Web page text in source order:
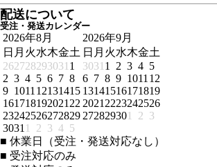
配送について
受注・発送カレンダー
2026年8月
日 月 火水木金土
262728293031 1
2 3 4 5 6 7 8
9 1011 12131415
161718192021 22
23242526272829
3031 1 2 3 4 5
2026年9月
日 月 火水木金土
3031 1 2 3 4 5
6 7 8 9 1011 12
13141516171819
2021 2223242526
272829301 2 3
■ 休業日（受注・発送対応なし）
■ 受注対応のみ